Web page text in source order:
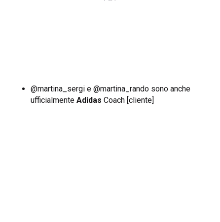
@martina_sergi e @martina_rando sono anche
ufficialmenteAdidas Coach [cliente]